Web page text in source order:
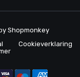
Shopmonkey
Cookieverklaring